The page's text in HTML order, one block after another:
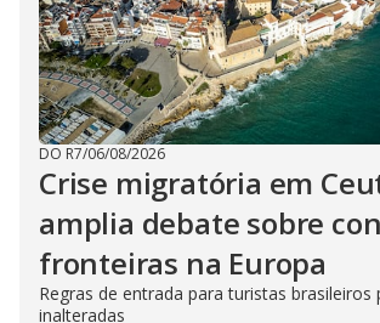
DO R7/06/08/2026
Crise migratória em
amplia debate sobre
fronteiras na Europa
Regras de entrada para turistas brasileiros
inalteradas